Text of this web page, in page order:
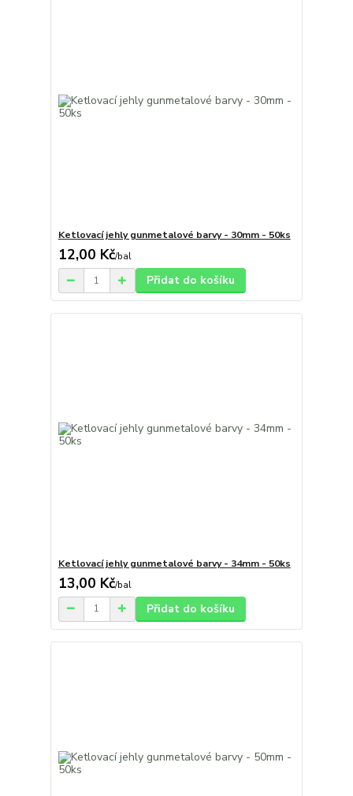
Ketlovací jehly gunmetalové barvy - 30mm - 50ks
12,00 Kč/bal
Přidat do košíku
Ketlovací jehly gunmetalové barvy - 34mm - 50ks
13,00 Kč/bal
Přidat do košíku